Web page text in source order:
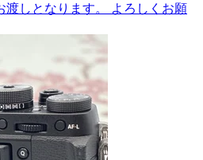
渡しとなります。 よろしくお願